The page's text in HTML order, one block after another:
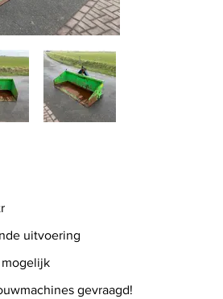
uitvoering
gevraagd!